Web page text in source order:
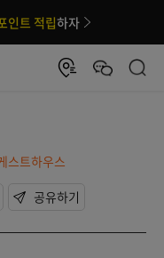
인트 적립하자
스트하우스
공유하기